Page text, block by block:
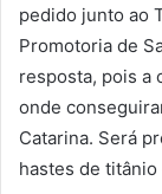
pedido junto ao
Promotoria de
resposta, pois a
onde
Catarina. Será
hastes de